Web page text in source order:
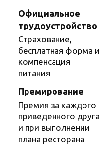
Официальное
трудоустройство
Страхование,
бесплатная форма и
компенсация
питания
Премирование
Премия за каждого
приведенного друга
и при выполнении
плана ресторана